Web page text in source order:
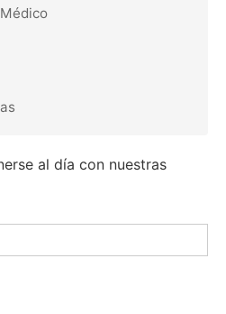
al día con nuestras